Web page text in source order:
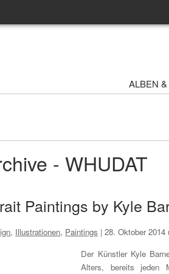
ALBEN
- WHUDAT
Paintings by Kyle
, Illustrationen, Paintings |28. Oktober 2014
Der Künstler Kyle
Alters, bereits jeden